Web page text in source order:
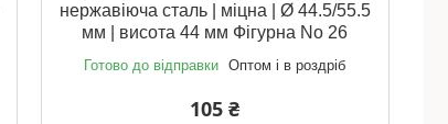
нержавіюча сталь | міцна | Ø 44.5/55.5
мм | висота 44 мм Фігурна No 26
Готово до відправки Оптом і в роздріб
105 ₴